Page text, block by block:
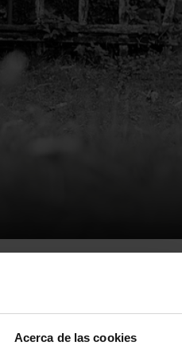
Acerca de las cookies